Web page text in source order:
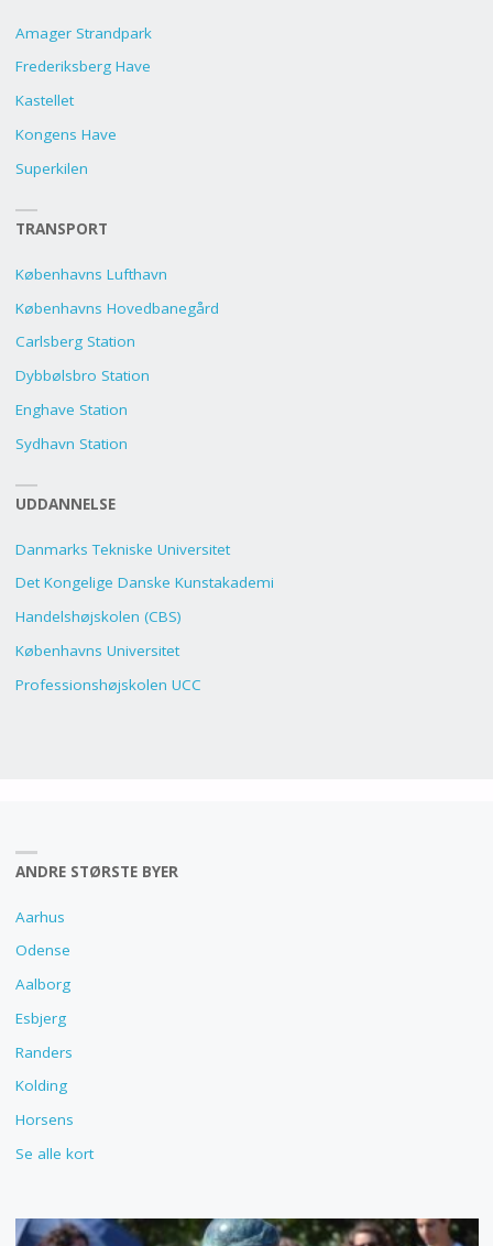
Amager Strandpark
Frederiksberg Have
Kastellet
Kongens Have
Superkilen
TRANSPORT
Københavns Lufthavn
Københavns Hovedbanegård
Carlsberg Station
Dybbølsbro Station
Enghave Station
Sydhavn Station
UDDANNELSE
Danmarks Tekniske Universitet
Det Kongelige Danske Kunstakademi
Handelshøjskolen (CBS)
Københavns Universitet
Professionshøjskolen UCC
ANDRE STØRSTE BYER
Aarhus
Odense
Aalborg
Esbjerg
Randers
Kolding
Horsens
Se alle kort